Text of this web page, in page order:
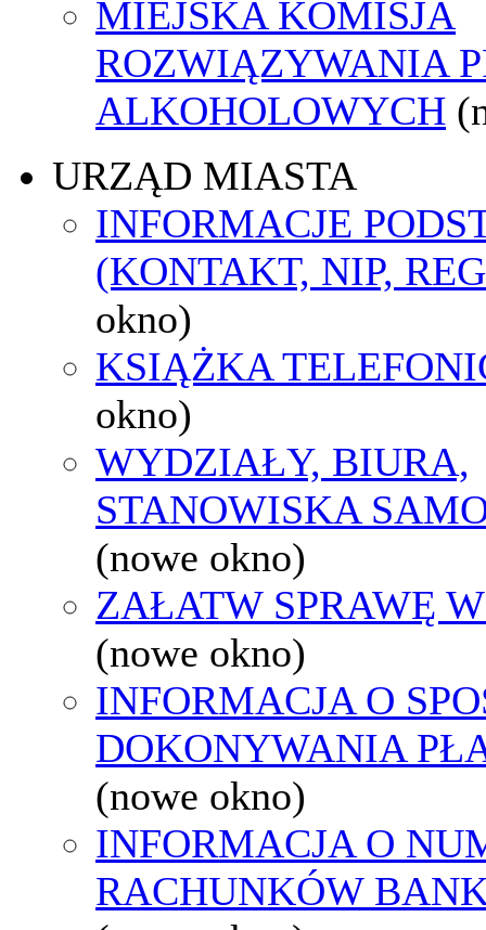
MIEJSKA KOMISJA
ROZWIĄZYWANIA
ALKOHOLOWYCH
URZĄD MIASTA
INFORMACJE
(KONTAKT, NIP,
okno)
KSIĄŻKA
okno)
WYDZIAŁY, BIURA,
STANOWISKA
(nowe okno)
ZAŁATW SPRAWĘ
(nowe okno)
INFORMACJA O
DOKONYWANIA
(nowe okno)
INFORMACJA O
RACHUNKÓW